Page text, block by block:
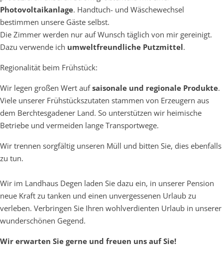
Photovoltaikanlage. Handtuch- und Wäschewechsel
bestimmen unsere Gäste selbst.
Die Zimmer werden nur auf Wunsch täglich von mir gereinigt.
Dazu verwende ich umweltfreundliche Putzmittel.
Regionalität beim Frühstück:
Wir legen großen Wert aufsaisonale und regionale Produkte.
Viele unserer Frühstückszutaten stammen von Erzeugern aus
dem Berchtesgadener Land. So unterstützen wir heimische
Betriebe und vermeiden lange Transportwege.
Wir trennen sorgfältig unseren Müll und bitten Sie, dies ebenfalls
zu tun.
Wir im Landhaus Degen laden Sie dazu ein, in unserer Pension
neue Kraft zu tanken und einen unvergessenen Urlaub zu
verleben. Verbringen Sie Ihren wohlverdienten Urlaub in unserer
wunderschönen Gegend.
Wir erwarten Sie gerne und freuen uns auf Sie!